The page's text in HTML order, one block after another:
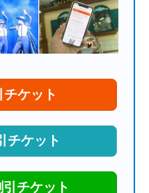
ケット
チケット
チケット